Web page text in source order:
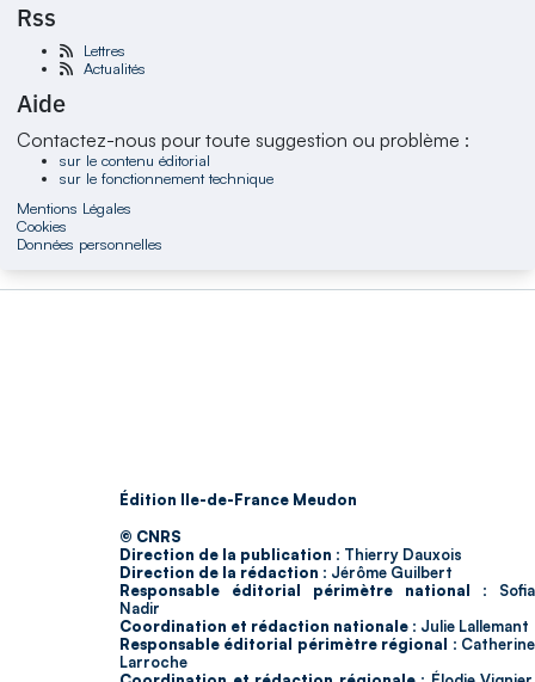
Rss
Lettres
Actualités
Aide
Contactez-nous pour toute suggestion ou problème :
sur le contenu éditorial
sur le fonctionnement technique
Mentions Légales
Cookies
Données personnelles
Édition Ile-de-France Meudon
© CNRS
Direction de la publication : Thierry Dauxois
Direction de la rédaction : Jérôme Guilbert
Responsable éditorial périmètre national : Sofia
Nadir
Coordination et rédaction nationale : Julie Lallemant
Responsable éditorial périmètre régional : Catherine
Larroche